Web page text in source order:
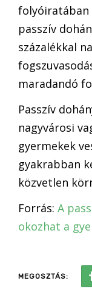
folyóiratában
passzív
százalékkal
maradandó
Passzív
nagyvárosi
gyermekek
gyakrabban
közvetlen
Forrás: A
okozhat a
MEGOSZTÁS: